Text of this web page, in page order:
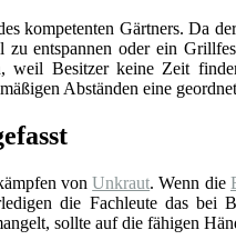
kompetenten Gärtners. Da
entspannen oder ein
Besitzer keine Zeit
Abständen eine
vonUnkraut. Wenn die
die Fachleute das bei
sollte auf die fähigen